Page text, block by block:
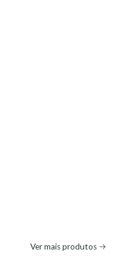
Ver mais produtos